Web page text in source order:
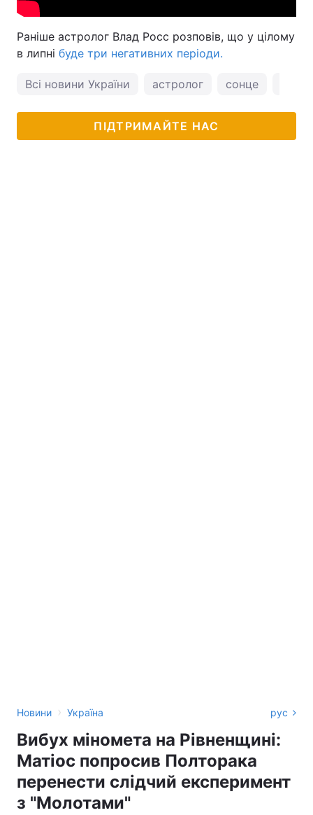
Раніше астролог Влад Росс розповів, що у цілому
в липні буде три негативних періоди.
Всі новини України астролог сонце
ПІДТРИМАЙТЕ НАС
Новини › Україна рус
Вибух міномета на Рівненщині:
Матіос попросив Полторака
перенести слідчий експеримент
з "Молотами"